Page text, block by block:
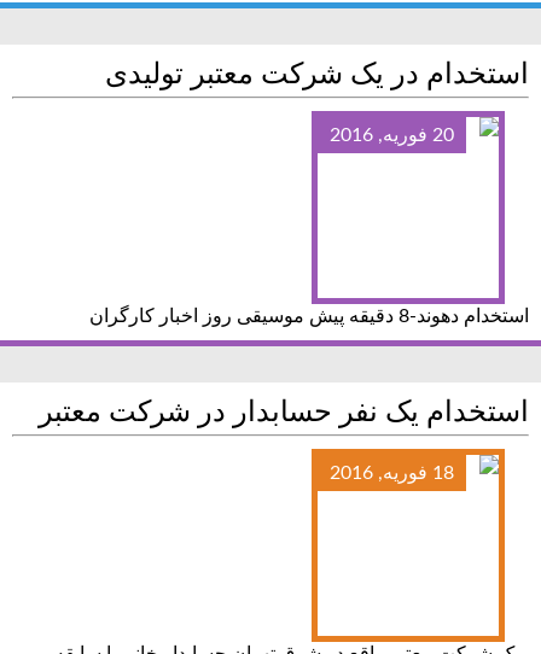
استخدام در یک شرکت معتبر تولیدی
20 فوریه, 2016
استخدام دهوند-8 دقیقه پیش موسیقی روز اخبار کارگران
استخدام یک نفر حسابدار در شرکت معتبر
18 فوریه, 2016